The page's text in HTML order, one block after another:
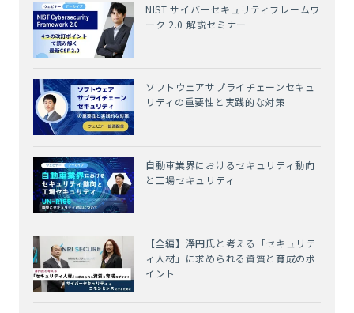
NIST サイバーセキュリティフレームワ
ーク 2.0 解説セミナー
ソフトウェアサプライチェーンセキュ
リティの重要性と実践的な対策
自動車業界におけるセキュリティ動向
と工場セキュリティ
【全編】澤円氏と考える「セキュリテ
ィ人材」に求められる資質と育成のポ
イント